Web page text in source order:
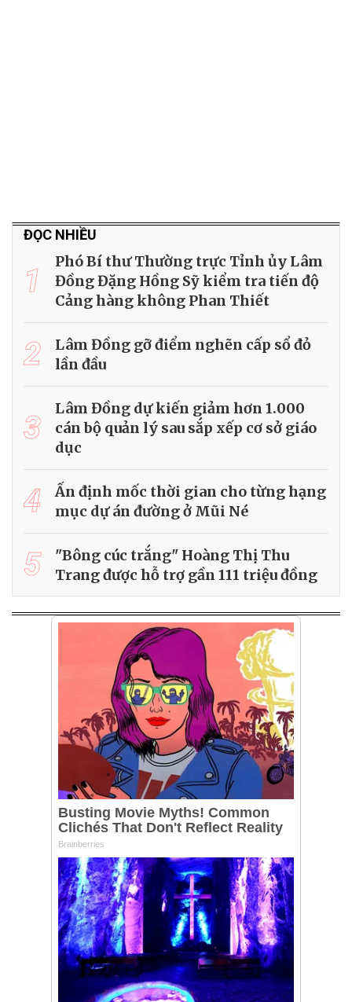
ĐỌC NHIỀU
1
Phó Bí thư Thường trực Tỉnh ủy Lâm
Đồng Đặng Hồng Sỹ kiểm tra tiến độ
Cảng hàng không Phan Thiết
2
Lâm Đồng gỡ điểm nghẽn cấp sổ đỏ
lần đầu
3
Lâm Đồng dự kiến giảm hơn 1.000
cán bộ quản lý sau sắp xếp cơ sở giáo
dục
4
Ấn định mốc thời gian cho từng hạng
mục dự án đường ở Mũi Né
5
"Bông cúc trắng" Hoàng Thị Thu
Trang được hỗ trợ gần 111 triệu đồng